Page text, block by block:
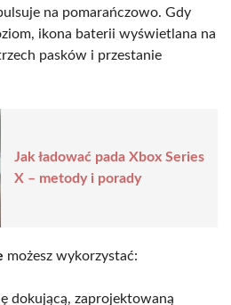
na pomarańczowo. Gdy
ikona baterii wyświetlana na
pasków i przestanie
Jak ładować pada Xbox Series
X – metody i porady
możesz wykorzystać:
dokującą, zaprojektowaną